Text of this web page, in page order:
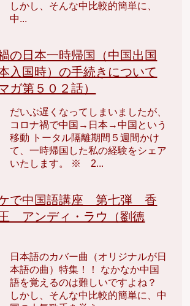
しかし、そんな中比較的簡単に、
中...
の日本一時帰国（中国出国
入国時）の手続きについて
ガ第５０２話）
だいぶ遅くなってしまいましたが、
コロナ禍で中国→日本→中国という
移動 トータル隔離期間５週間かけ
て、一時帰国した私の経験をシェア
いたします。 ※ 2...
で中国語講座 第七弾 香
アンディ・ラウ（劉徳
日本語のカバー曲（オリジナルが日
本語の曲）特集！！ なかなか中国
語を覚えるのは難しいですよね？
しかし、そんな中比較的簡単に、中